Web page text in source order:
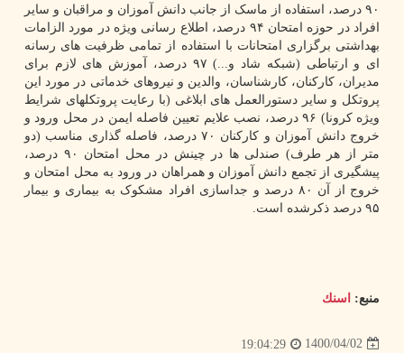
۹۰ درصد، استفاده از ماسک از جانب دانش آموزان و مراقبان و سایر
افراد در حوزه امتحان ۹۴ درصد، اطلاع رسانی ویژه در مورد الزامات
بهداشتی برگزاری امتحانات با استفاده از تمامی ظرفیت های رسانه
ای و ارتباطی (شبکه شاد و...) ۹۷ درصد، آموزش های لازم برای
مدیران، کارکنان، کارشناسان، والدین و نیروهای خدماتی در مورد این
پروتکل و سایر دستورالعمل های ابلاغی (با رعایت پروتکلهای شرایط
ویژه کرونا) ۹۶ درصد، نصب علایم تعیین فاصله ایمن در محل ورود و
خروج دانش آموزان و کارکنان ۷۰ درصد، فاصله گذاری مناسب (دو
متر از هر طرف) صندلی ها در چینش در محل امتحان ۹۰ درصد،
پیشگیری از تجمع دانش آموزان و همراهان در ورود به محل امتحان و
خروج از آن ۸۰ درصد و جداسازی افراد مشکوک به بیماری و بیمار
۹۵ درصد ذکرشده است.
منبع: اسنك
1400/04/02
19:04:29